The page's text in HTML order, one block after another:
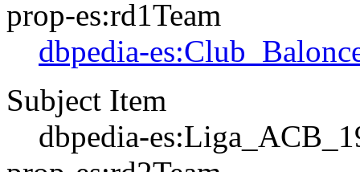
prop-es:rd1Team
dbpedia-
Subject Item
dbpedia-